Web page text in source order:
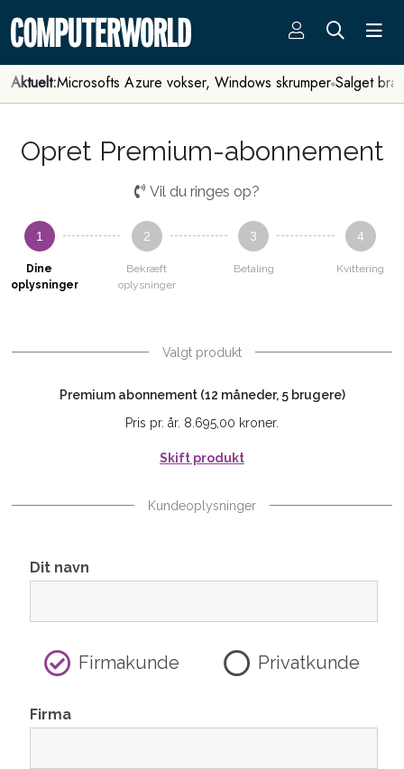
Aktuelt:Microsofts Azure vokser, Windows skrumper Salget
Opret Premium-abonnement
Vil du ringes op?
1
Dine
oplysninger
2
Bekræft
oplysninger
3
Betaling
4
Kvittering
Valgt produkt
Premium abonnement (12 måneder, 5 brugere)
Pris pr. år. 8.695,00 kroner.
Skift produkt
Kundeoplysninger
Dit navn
Firmakunde Privatkunde
Firma